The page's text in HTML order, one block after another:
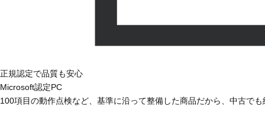
正規認定で品質も安心
Microsoft認定PC
100項目の動作点検など、基準に沿って整備した商品だから、中古で